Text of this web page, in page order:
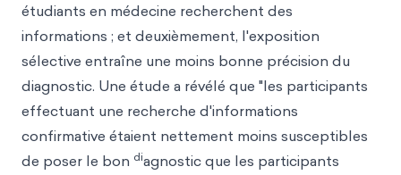
étudiants en médecine recherchent des
informations ; et deuxièmement, l'exposition
sélective entraîne une moins bonne précision du
diagnostic. Une étude a révélé que "les participants
effectuant une recherche d'informations
confirmative étaient nettement moins susceptibles
de poser le bon diagnostic que les participants